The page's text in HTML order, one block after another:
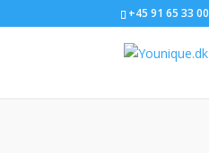
+45 91 65 33 00